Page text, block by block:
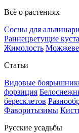
Всё о растениях
Сосны для
Раннецветущие
Жимолость
Статьи
Видовые
форзиция
бересклетов
Фаворитызимы
Русские усадьбы